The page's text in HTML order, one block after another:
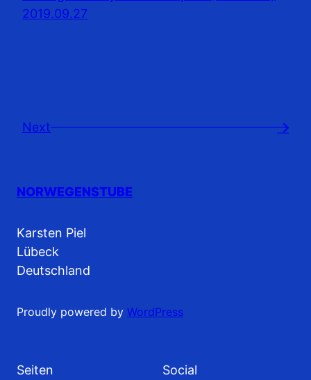
2019.09.27
Next →
NORWEGENSTUBE
Karsten Piel
Lübeck
Deutschland
Proudly powered by WordPress
Seiten Social